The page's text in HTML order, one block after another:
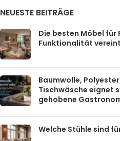
NEUESTE BEITRÄGE
Die besten Möbel für
Funktionalität vereint
Baumwolle,
Tischwäsche eignet
gehobene
Welche Stühle sind